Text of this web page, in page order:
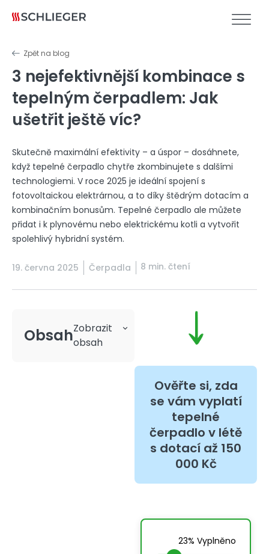
Zpět na blog
3 nejefektivnější kombinace s
tepelným čerpadlem: Jak
ušetřit ještě víc?
Skutečně maximální efektivity – a úspor – dosáhnete,
když tepelné čerpadlo chytře zkombinujete s dalšími
technologiemi. V roce 2025 je ideální spojení s
fotovoltaickou elektrárnou, a to díky štědrým dotacím a
kombinačním bonusům. Tepelné čerpadlo ale můžete
přidat i k plynovému nebo elektrickému kotli a vytvořit
spolehlivý hybridní systém.
19. června 2025 Čerpadla 8 min. čtení
Ověřte si, zda
se vám vyplatí
tepelné
čerpadlo v létě
s dotací až 150
000 Kč
23% Vyplněno
Obsah